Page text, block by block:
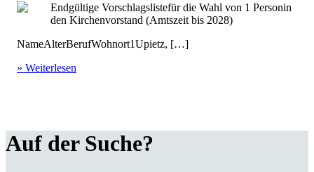
Endgültige Vorschlagslistefür die Wahl von 1 Personin
den Kirchenvorstand (Amtszeit bis 2028)
NameAlterBerufWohnort1Upietz, […]
» Weiterlesen
Auf der Suche?